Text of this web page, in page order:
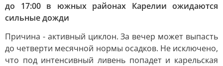
до 17:00 в южных районах Карелии ожидаются
сильные дожди
Причина - активный циклон. За вечер может выпасть
до четверти месячной нормы осадков. Не исключено,
что под интенсивный ливень попадет и карельская